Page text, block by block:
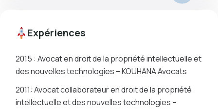
Expériences
2015 : Avocat en droit de la propriété intellectuelle et
des nouvelles technologies – KOUHANA Avocats
2011: Avocat collaborateur en droit de la propriété
intellectuelle et des nouvelles technologies –